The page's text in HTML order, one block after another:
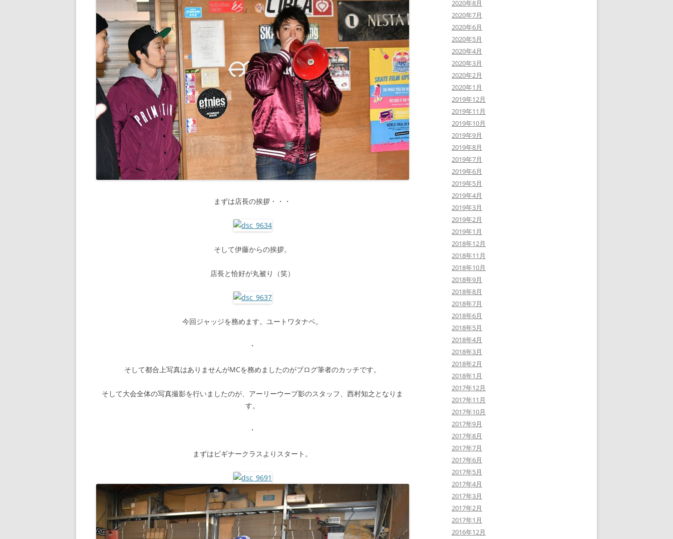
まずは店長の挨拶・・・
そして伊藤からの挨拶。
店長と恰好が丸被り（笑）
今回ジャッジを務めます。ユートワタナベ。
・
そして都合上写真はありませんがMCを務めましたのがブログ筆者のカッチです。
そして大会全体の写真撮影を行いましたのが、アーリーウープ影のスタッフ、西村知之となりま
す。
・
まずはビギナークラスよりスタート。
2020年8月
2020年7月
2020年6月
2020年5月
2020年4月
2020年3月
2020年2月
2020年1月
2019年12月
2019年11月
2019年10月
2019年9月
2019年8月
2019年7月
2019年6月
2019年5月
2019年4月
2019年3月
2019年2月
2019年1月
2018年12月
2018年11月
2018年10月
2018年9月
2018年8月
2018年7月
2018年6月
2018年5月
2018年4月
2018年3月
2018年2月
2018年1月
2017年12月
2017年11月
2017年10月
2017年9月
2017年8月
2017年7月
2017年6月
2017年5月
2017年4月
2017年3月
2017年2月
2017年1月
2016年12月